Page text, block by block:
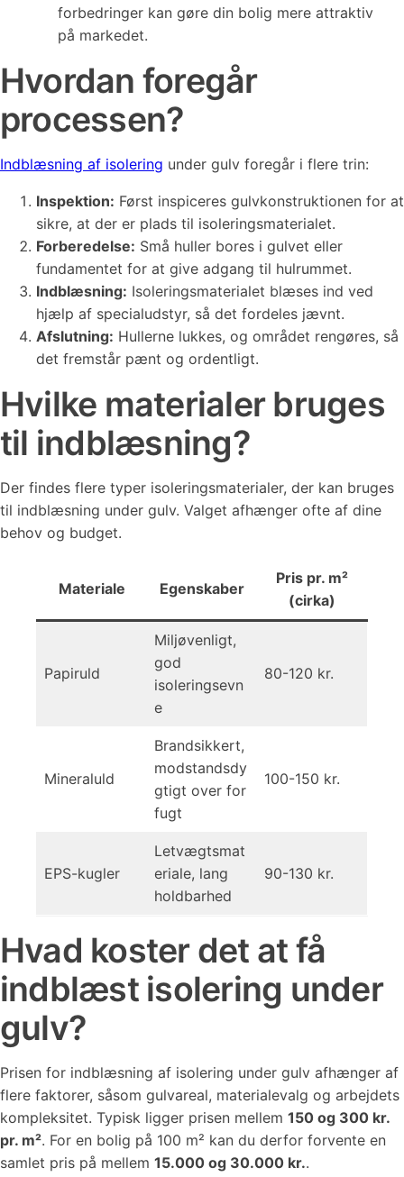
forbedringer kan gøre din bolig mere attraktiv
på markedet.
Hvordan foregår
processen?
Indblæsning af isolering under gulv foregår i flere trin:
Inspektion: Først inspiceres gulvkonstruktionen for at
sikre, at der er plads til isoleringsmaterialet.
Forberedelse: Små huller bores i gulvet eller
fundamentet for at give adgang til hulrummet.
Indblæsning: Isoleringsmaterialet blæses ind ved
hjælp af specialudstyr, så det fordeles jævnt.
Afslutning: Hullerne lukkes, og området rengøres, så
det fremstår pænt og ordentligt.
Hvilke materialer bruges
til indblæsning?
Der findes flere typer isoleringsmaterialer, der kan bruges
til indblæsning under gulv. Valget afhænger ofte af dine
behov og budget.
Materiale Egenskaber
Pris pr. m²
(cirka)
Papiruld
Miljøvenligt,
god
isoleringsevn
e
80-120 kr.
Mineraluld
Brandsikkert,
modstandsdy
gtigt over for
fugt
100-150 kr.
EPS-kugler
Letvægtsmat
eriale, lang
holdbarhed
90-130 kr.
Hvad koster det at få
indblæst isolering under
gulv?
Prisen for indblæsning af isolering under gulv afhænger af
flere faktorer, såsom gulvareal, materialevalg og arbejdets
kompleksitet. Typisk ligger prisen mellem 150 og 300 kr.
pr. m². For en bolig på 100 m² kan du derfor forvente en
samlet pris på mellem 15.000 og 30.000 kr..